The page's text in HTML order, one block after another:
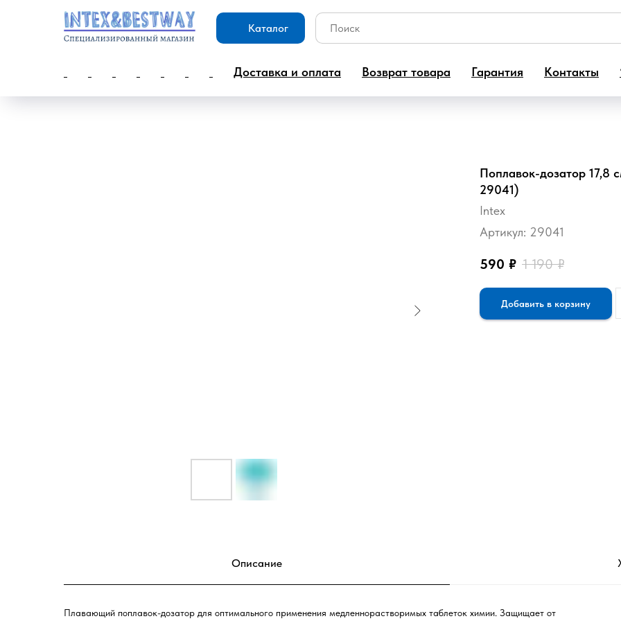
Каталог
Доставка и оплата Возврат товара Гарантия Контакты
Поплавок-дозатор 17,8
29041)
Intex
Артикул: 29041
590 ₽ 1 190 ₽
Добавить в корзину
Описание
Плавающий поплавок-дозатор для оптимального применения медленнорастворимых таблеток химии. Защищает от